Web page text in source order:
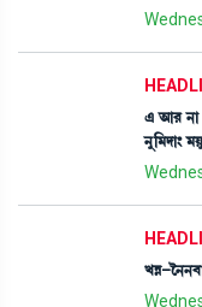
& "à¹ >à
>å[³ƒà}
JÄ-î>>¤à